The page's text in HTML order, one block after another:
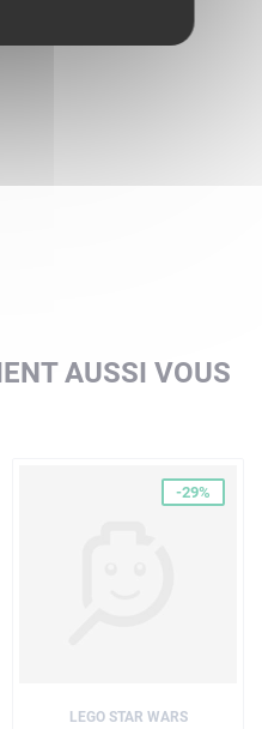
AUSSI VOUS
-29%
LEGO STAR WARS